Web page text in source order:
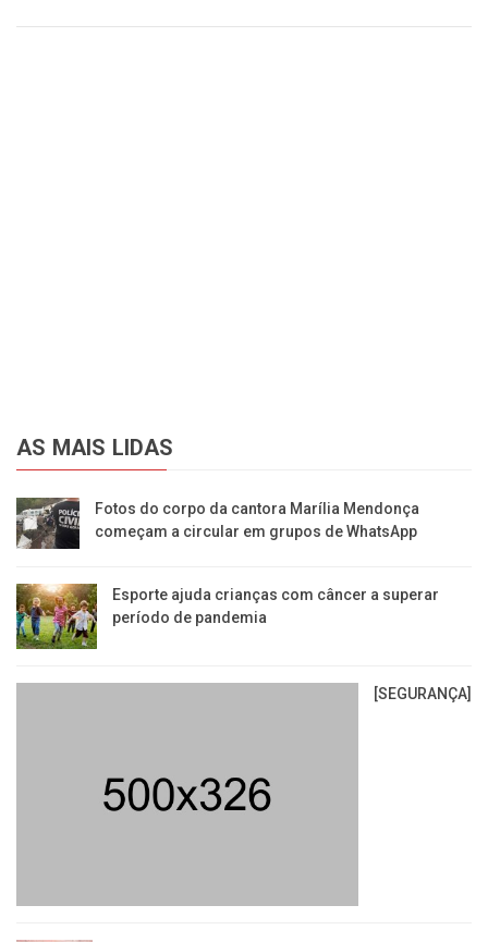
AS MAIS LIDAS
Fotos do corpo da cantora Marília Mendonça
começam a circular em grupos de WhatsApp
Esporte ajuda crianças com câncer a superar
período de pandemia
[SEGURANÇA]